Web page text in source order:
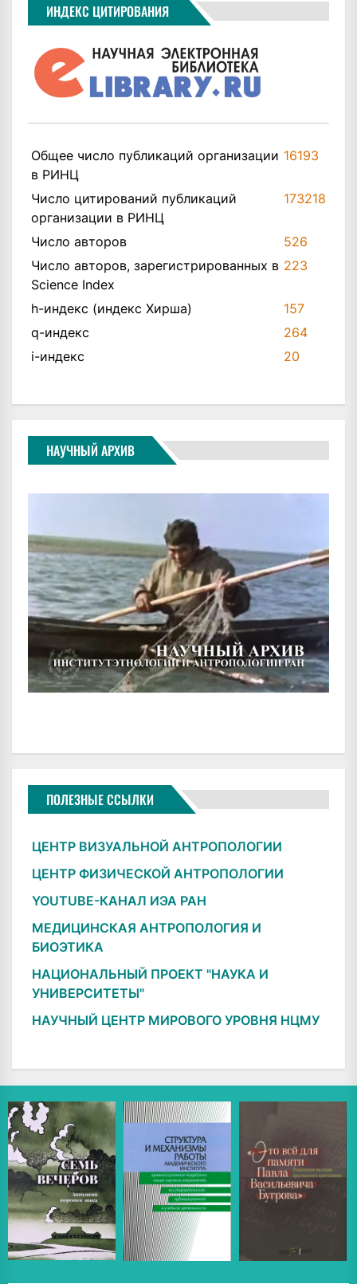
ИНДЕКС ЦИТИРОВАНИЯ
Общее число публикаций организации
в РИНЦ
16193
Число цитирований публикаций
организации в РИНЦ
173218
Число авторов
526
Число авторов, зарегистрированных в
Science Index
223
h-индекс (индекс Хирша)
157
q-индекс
264
i-индекс
20
НАУЧНЫЙ АРХИВ
ПОЛЕЗНЫЕ ССЫЛКИ
ЦЕНТР ВИЗУАЛЬНОЙ АНТРОПОЛОГИИ
ЦЕНТР ФИЗИЧЕСКОЙ АНТРОПОЛОГИИ
YOUTUBE-КАНАЛ ИЭА РАН
МЕДИЦИНСКАЯ АНТРОПОЛОГИЯ И
БИОЭТИКА
НАЦИОНАЛЬНЫЙ ПРОЕКТ "НАУКА И
УНИВЕРСИТЕТЫ"
НАУЧНЫЙ ЦЕНТР МИРОВОГО УРОВНЯ НЦМУ